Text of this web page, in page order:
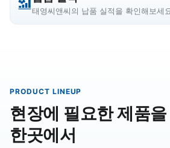
태영씨앤씨의 납품 실적을 확인해보세
PRODUCT LINEUP
현장에 필요한 제품을
한곳에서